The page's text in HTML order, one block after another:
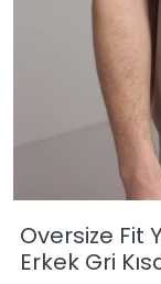
Oversize Fit
Erkek Gri